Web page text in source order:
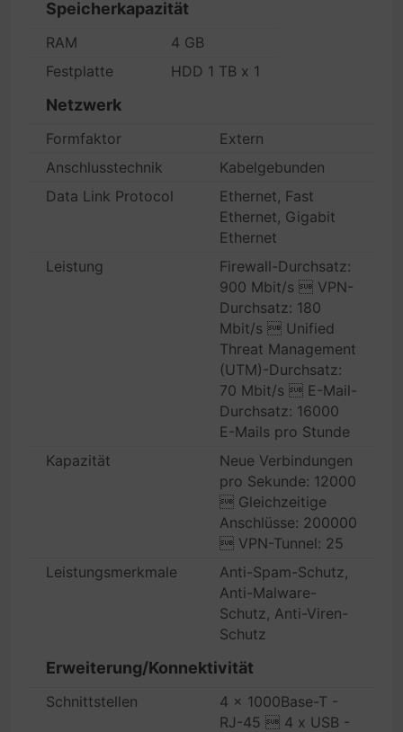
Speicherkapazität
RAM
4 GB
Festplatte
HDD 1 TB x 1
Netzwerk
Formfaktor
Extern
Anschlusstechnik
Kabelgebunden
Data Link Protocol
Ethernet, Fast
Ethernet, Gigabit
Ethernet
Leistung
Firewall-Durchsatz:
900 Mbit/s  VPN-
Durchsatz: 180
Mbit/s  Unified
Threat Management
(UTM)-Durchsatz:
70 Mbit/s  E-Mail-
Durchsatz: 16000
E-Mails pro Stunde
Kapazität
Neue Verbindungen
pro Sekunde: 12000
 Gleichzeitige
Anschlüsse: 200000
 VPN-Tunnel: 25
Leistungsmerkmale
Anti-Spam-Schutz,
Anti-Malware-
Schutz, Anti-Viren-
Schutz
Erweiterung/Konnektivität
Schnittstellen
4 x 1000Base-T -
RJ-45  4 x USB -